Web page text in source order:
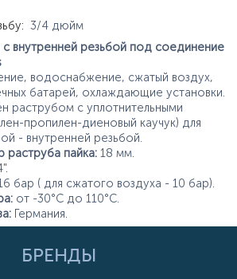
: 3/4 дюйм
внутренней резьбой под соединение
водоснабжение, сжатый воздух,
батарей, охлаждающие установки.
раструбом с уплотнительными
пропилен-диеновый каучук) для
- внутренней резьбой.
раструба пайка:18 мм.
бар ( для сжатого воздуха - 10 бар).
от -30°С до 110°С.
Германия.
БРЕНДЫ